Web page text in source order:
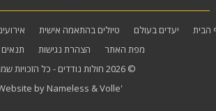
הבית יעדים בעולם טיולים בהתאמה אישית
מפת האתר
הצהרת נגישות
תנאים
© 2026
חולות נודדים - כל הזכויות
by Nameless &Volle'